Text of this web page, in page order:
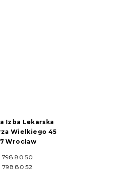
Izba Lekarska
Wielkiego 45
Wrocław
798 80 50
798 80 52